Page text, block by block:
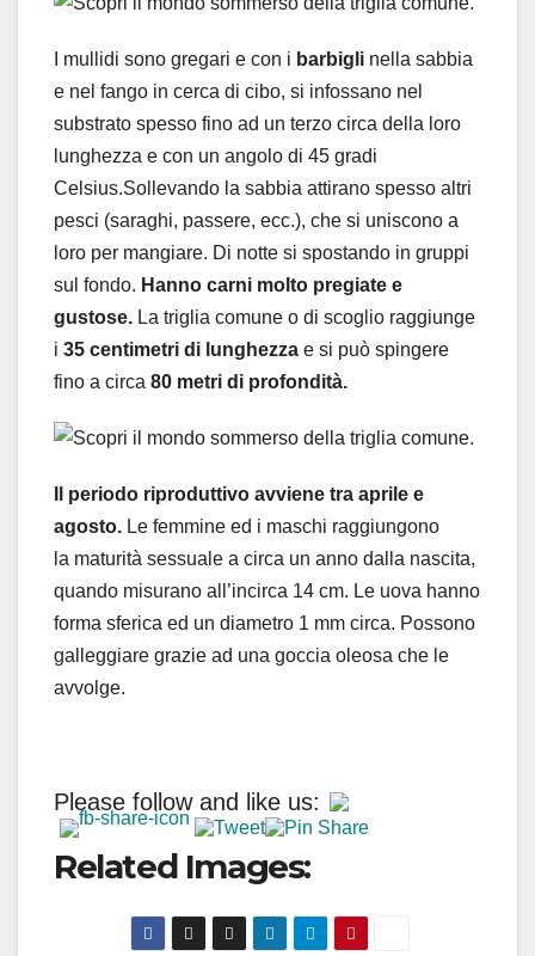
I mullidi sono gregari e con i barbigli nella sabbia
e nel fango in cerca di cibo, si infossano nel
substrato spesso fino ad un terzo circa della loro
lunghezza e con un angolo di 45 gradi
Celsius.Sollevando la sabbia attirano spesso altri
pesci (saraghi, passere, ecc.), che si uniscono a
loro per mangiare. Di notte si spostando in gruppi
sul fondo. Hanno carni molto pregiate e
gustose. La triglia comune o di scoglio raggiunge
i 35 centimetri di lunghezza e si può spingere
fino a circa 80 metri di profondità.
Il periodo riproduttivo avviene tra aprile e
agosto. Le femmine ed i maschi raggiungono
la maturità sessuale a circa un anno dalla nascita,
quando misurano all’incirca 14 cm. Le uova hanno
forma sferica ed un diametro 1 mm circa. Possono
galleggiare grazie ad una goccia oleosa che le
avvolge.
Please follow and like us:
Related Images: